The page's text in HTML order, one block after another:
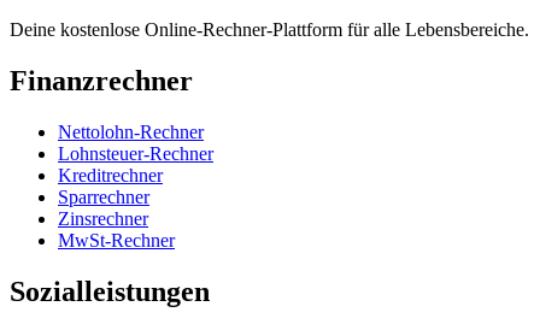
Deine kostenlose Online-Rechner-Plattform für alle Lebensbereiche.
Finanzrechner
Nettolohn-Rechner
Lohnsteuer-Rechner
Kreditrechner
Sparrechner
Zinsrechner
MwSt-Rechner
Sozialleistungen